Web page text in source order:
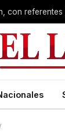
con referentes